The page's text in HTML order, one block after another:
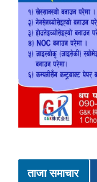
ताजा समाचार